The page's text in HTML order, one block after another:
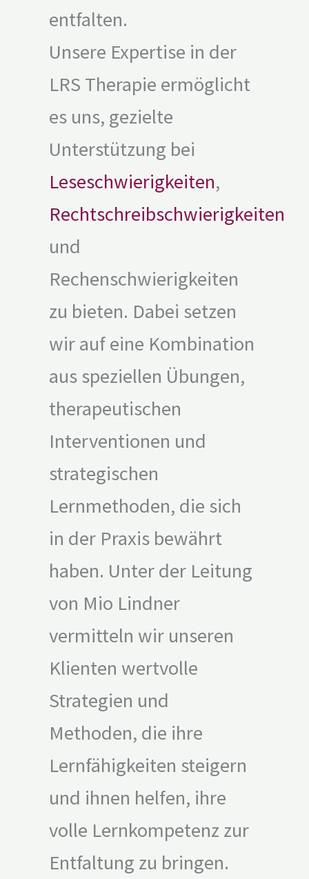
entfalten.
Unsere Expertise in der
LRS Therapie ermöglicht
es uns, gezielte
Unterstützung bei
Leseschwierigkeiten,
Rechtschreibschwierigkeiten
und
Rechenschwierigkeiten
zu bieten. Dabei setzen
wir auf eine Kombination
aus speziellen Übungen,
therapeutischen
Interventionen und
strategischen
Lernmethoden, die sich
in der Praxis bewährt
haben. Unter der Leitung
von Mio Lindner
vermitteln wir unseren
Klienten wertvolle
Strategien und
Methoden, die ihre
Lernfähigkeiten steigern
und ihnen helfen, ihre
volle Lernkompetenz zur
Entfaltung zu bringen.